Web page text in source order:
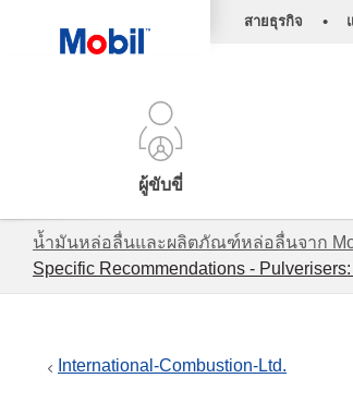
สายธุรกิจ •
ผู้ขับขี่
น้ำมันหล่อลื่นและผลิตภัณฑ์หล่อลื่นจาก
Specific Recommendations -
International-Combustion-Ltd.